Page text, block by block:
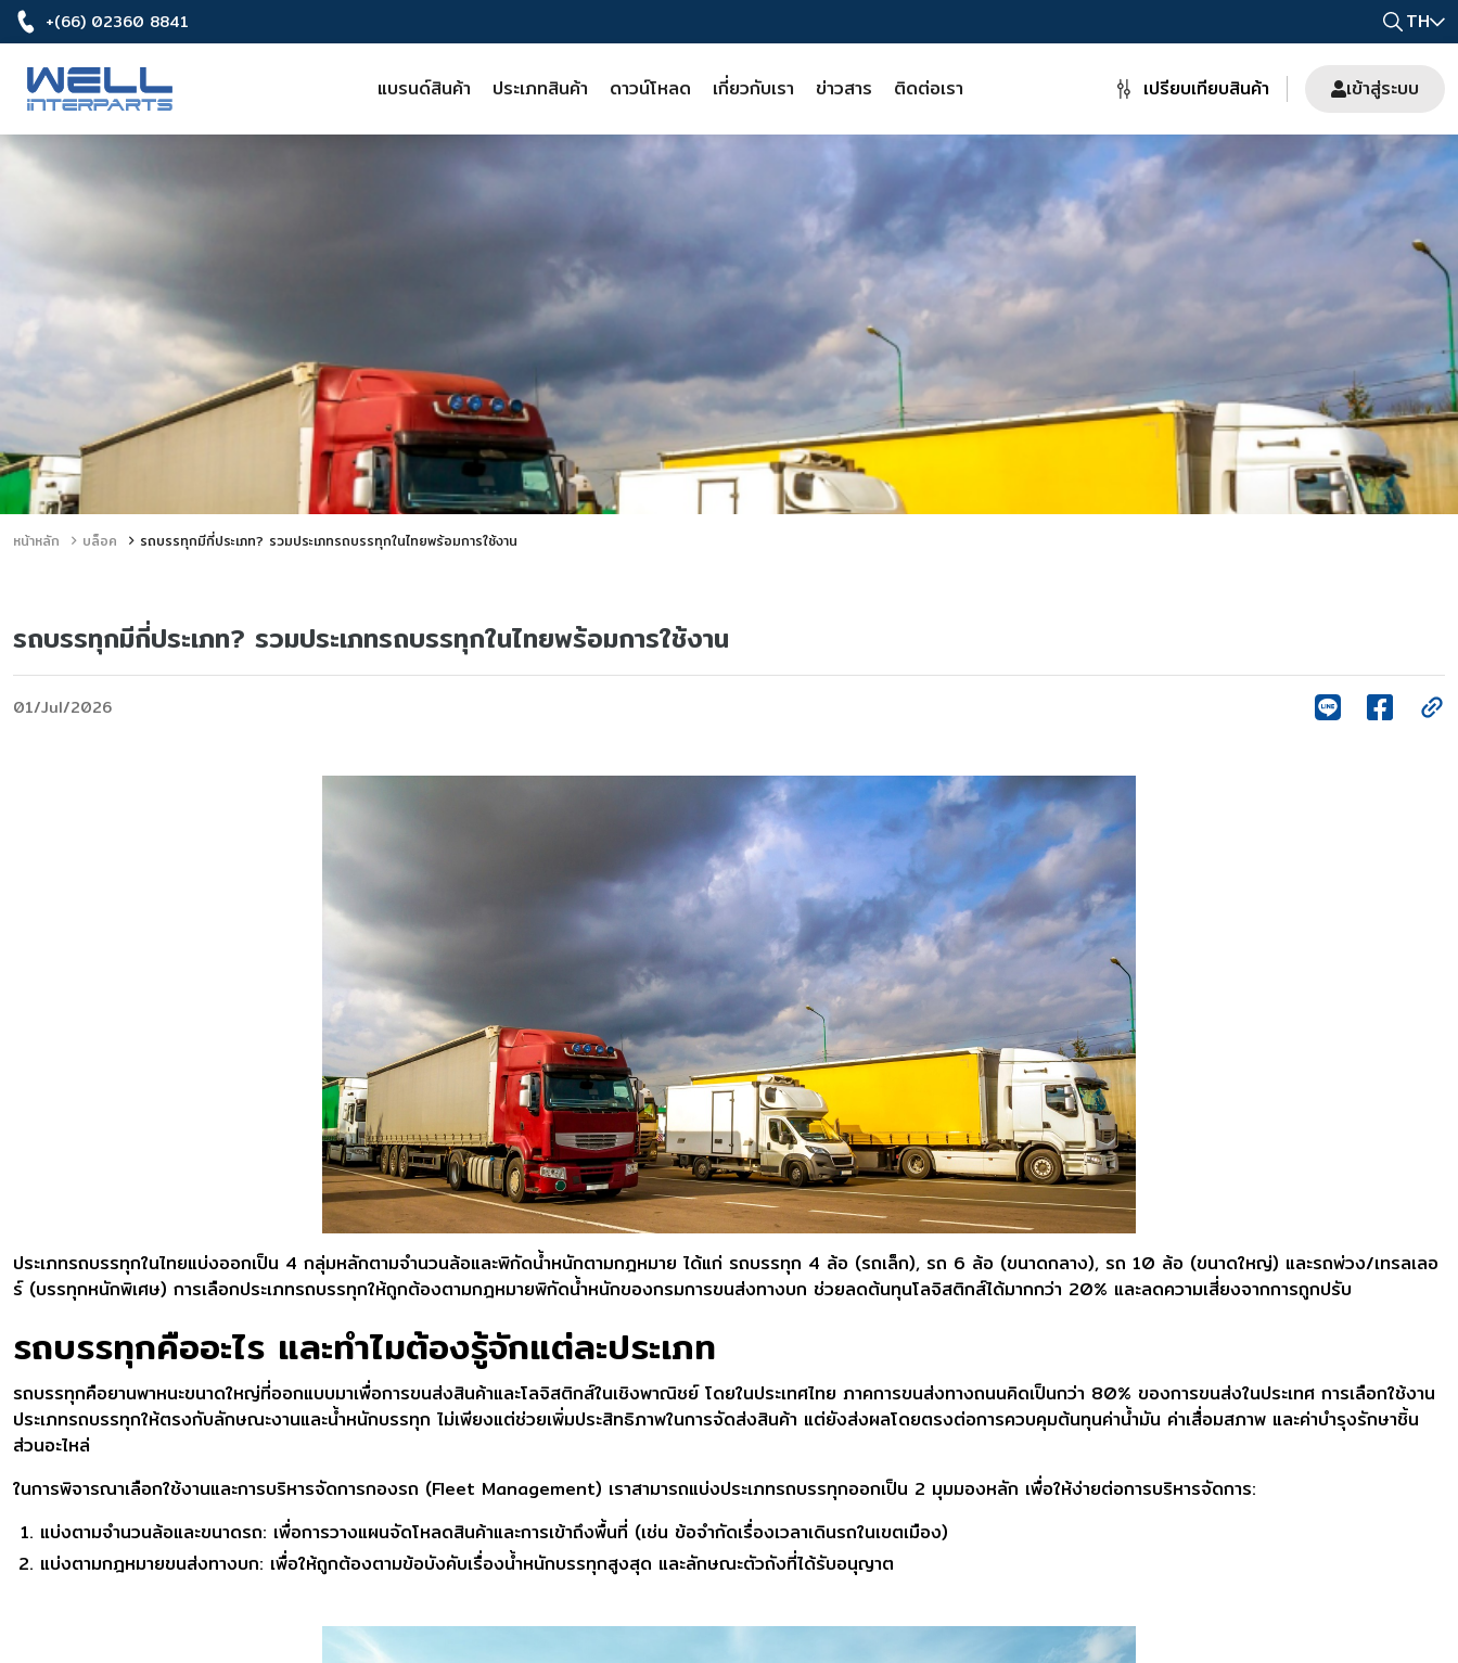
+(66) 02360 8841 TH
แบรนด์สินค้า ประเภทสินค้า ดาวน์โหลด เกี่ยวกับเรา ข่าวสาร ติดต่อเรา เปรียบเทียบสินค้า เข้าสู่ระบบ
หน้าหลัก บล็อค รถบรรทุกมีกี่ประเภท? รวมประเภทรถบรรทุกในไทยพร้อมการใช้งาน
รถบรรทุกมีกี่ประเภท? รวมประเภทรถบรรทุกในไทยพร้อมการใช้งาน
01/Jul/2026
ประเภทรถบรรทุกในไทยแบ่งออกเป็น 4 กลุ่มหลักตามจำนวนล้อและพิกัดน้ำหนักตามกฎหมาย ได้แก่ รถบรรทุก 4 ล้อ (รถเล็ก), รถ 6 ล้อ (ขนาดกลาง), รถ 10 ล้อ (ขนาดใหญ่) และรถพ่วง/เทรลเลอ
ร์ (บรรทุกหนักพิเศษ) การเลือกประเภทรถบรรทุกให้ถูกต้องตามกฎหมายพิกัดน้ำหนักของกรมการขนส่งทางบก ช่วยลดต้นทุนโลจิสติกส์ได้มากกว่า 20% และลดความเสี่ยงจากการถูกปรับ
รถบรรทุกคืออะไร และทำไมต้องรู้จักแต่ละประเภท
รถบรรทุกคือยานพาหนะขนาดใหญ่ที่ออกแบบมาเพื่อการขนส่งสินค้าและโลจิสติกส์ในเชิงพาณิชย์ โดยในประเทศไทย ภาคการขนส่งทางถนนคิดเป็นกว่า 80% ของการขนส่งในประเทศ การเลือกใช้งาน
ประเภทรถบรรทุกให้ตรงกับลักษณะงานและน้ำหนักบรรทุก ไม่เพียงแต่ช่วยเพิ่มประสิทธิภาพในการจัดส่งสินค้า แต่ยังส่งผลโดยตรงต่อการควบคุมต้นทุนค่าน้ำมัน ค่าเสื่อมสภาพ และค่าบำรุงรักษาชิ้น
ส่วนอะไหล่
ในการพิจารณาเลือกใช้งานและการบริหารจัดการกองรถ (Fleet Management) เราสามารถแบ่งประเภทรถบรรทุกออกเป็น 2 มุมมองหลัก เพื่อให้ง่ายต่อการบริหารจัดการ:
แบ่งตามจำนวนล้อและขนาดรถ: เพื่อการวางแผนจัดโหลดสินค้าและการเข้าถึงพื้นที่ (เช่น ข้อจำกัดเรื่องเวลาเดินรถในเขตเมือง)
แบ่งตามกฎหมายขนส่งทางบก: เพื่อให้ถูกต้องตามข้อบังคับเรื่องน้ำหนักบรรทุกสูงสุด และลักษณะตัวถังที่ได้รับอนุญาต